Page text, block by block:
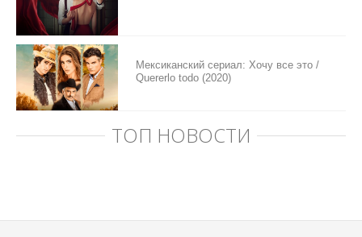
Мексиканский сериал: Хочу все это /
Quererlo todo (2020)
ТОП НОВОСТИ